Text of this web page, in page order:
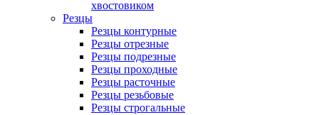
хвостовиком
Резцы
Резцы контурные
Резцы отрезные
Резцы подрезные
Резцы проходные
Резцы расточные
Резцы резьбовые
Резцы строгальные